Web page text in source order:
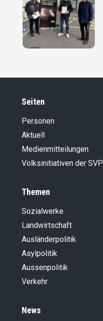
Seiten
Personen
Aktuell
Medienmitteilungen
Volksinitiativen der SVP
Themen
Sozialwerke
Landwirt­schaft
Ausländer­politik
Asylpolitik
Aussenpolitik
Verkehr
News